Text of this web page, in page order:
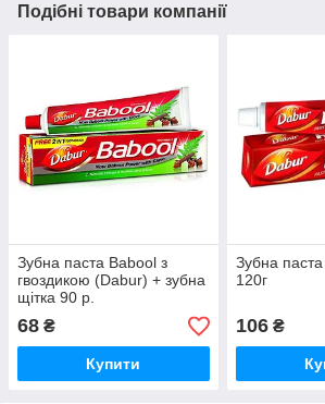
Подібні товари компанії
Зубна паста Babool з
гвоздикою (Dabur) + зубна
щітка 90 р.
68 ₴
Купити
Зубна
120г
106₴